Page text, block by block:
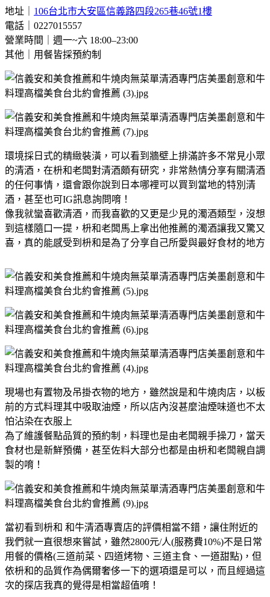
地址｜ 106台北市大安區信義路四段265巷46號1樓
電話｜0227015557
營業時間｜週一~六 18:00–23:00
其他｜用餐皆採預約制
環境採日式的精緻裝潢，可以看到牆壁上排滿許多不常見小眾
的清酒，在枡和老闆對清酒頗有研究，非常熱情分享有關清酒
的任何事情，還會跟你說到日本哪裡可以買到當地的特別清
酒，甚至也可IG訊息詢問唷！
像我就蠻喜歡清酒，而我喜歡的又更是少見的濁酒類型，沒想
到這樣隨口一提，枡和老闆馬上拿出他推薦的濁酒讓我又驚又
喜，真的能感受到枡和是為了分享自己所愛與最好食材的地方
現場也有置物及吊掛衣物的地方，雖然說是和牛燒肉店，以板
前的方式料理其中吸取油煙，所以店內沒甚麼油煙味道也不太
怕沾染在衣服上
為了維護餐點品質的預約制，料理也是由老闆親手操刀，當天
食材也是新鮮預備，甚至佐料大部分也都是由枡和老闆親自調
製的唷！
當初看到枡和 和牛清酒專賣店的評價相當不錯，讓住附近的
我們就一直很想來嘗試，雖然2800元/人(服務費10%)不是日常
用餐的價格(三道前菜、四道烤物、三道主食、一道甜點)，但
依枡和的品質作為偶爾奢侈一下的選項還是可以，而且經過這
次的探店我真的覺得是相當超值唷！